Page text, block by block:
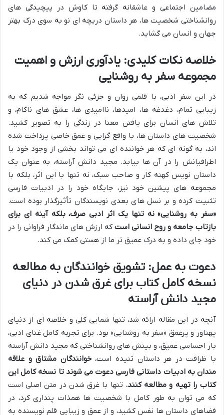
مضامین اجتماعی و عاشقانه گرفته تا کاوش در پیچیدگی های
روانشناختی شخصیت ها، هر داستان دریچه ای نو به سوی درک بهتر
جهان و انسان می گشاید.
خلاصه نکات کلیدی: یادآوری ارزش و اهمیت
مجموعه سفر به روشنایی
در این سفر ادبی، با قلمی روان و جزئی نگر مواجه شدیم که به
زیبایی تمام، دغدغه ها، امیدها، ناامیدی ها، عشق های ناکام، و
تلاش های انسان برای یافتن معنا در زندگی را به تصویر کشید.
شخصیت های داستان ها، با واقع گرایی و عمق خاصی پرداخت شده
اند، به گونه ای که هر خواننده ای می تواند بخشی از وجود خود یا
اطرافیانش را در آن ها بیابد. مجید دانش آراسته، به عنوان یک
داستان نویس کهنه کار و صاحب سبک، نه تنها با این اثر، بلکه با
مجموعه های پیشین خود نیز، جایگاه خود را در ادبیات فارسی
تثبیت کرده و بر نسل های بعدی نویسندگان تأثیرگذار بوده است.
«سفر به روشنایی» نه تنها یک اثر ادبی صرف، بلکه آینه ای برای
بازتاب جامعه و روح انسانی است که ارزش های ماندگار فراوانی را در
خود جای داده و به درک عمیق تر ما از هستی کمک می کند.
دعوت به عمل: تشویق خوانندگان به مطالعه
نسخه کامل کتاب برای غرق شدن در دنیای
مجید دانش آراسته
آنچه در این مقاله ارائه شد، تنها شمایی کلی و خلاصه ای از دنیای
پهناور و پرعمق «سفر به روشنایی» بود. برای تجربه کامل غنای ادبی،
بار احساسی عمیق، و بینش های روانشناختی که مجید دانش آراسته
با ظرافت در هر داستان تنیده است،خوانندگان مشتاق و علاقه
مندان به ادبیات داستانی فارسی دعوت می شوند تا نسخه کامل این
کتاب را تهیه و مطالعه کنند. تنها با غرق شدن در متن اصلی است
که می توان به طور کامل با شخصیت ها همذات پنداری کرد، در
فضاهای داستان ها نفس کشید، و از عمق و زیبایی قلم نویسنده به